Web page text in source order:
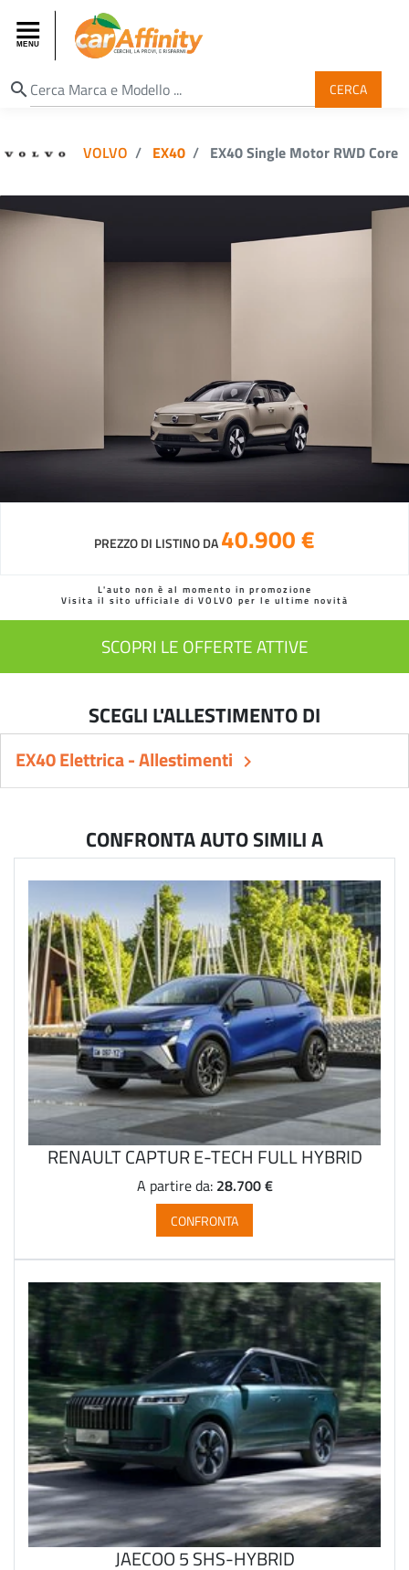
search CERCA
VOLVO EX40 EX40 Single Motor RWD Core
PREZZO DI LISTINO DA40.900 €
L'auto non è al momento in promozione
Visita il sito ufficiale di VOLVO per le ultime novità
SCOPRI LE OFFERTE ATTIVE
SCEGLI L'ALLESTIMENTO DI
EX40 Elettrica - Allestimenti keyboard_arrow_right
CONFRONTA AUTO SIMILI A
RENAULT CAPTUR E-TECH FULL HYBRID
A partire da: 28.700 €
CONFRONTA
JAECOO 5 SHS-HYBRID